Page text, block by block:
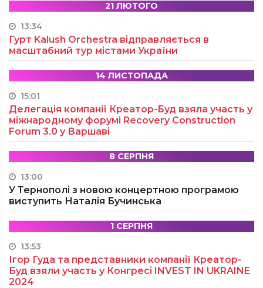
21 ЛЮТОГО
13:34
Гурт Kalush Orchestra відправляється в
масштабний тур містами України
14 ЛИСТОПАДА
15:01
Делегація компанії Креатор-Буд взяла участь у
міжнародному форумі Recovery Construction
Forum 3.0 у Варшаві
8 СЕРПНЯ
13:00
У Тернополі з новою концертною програмою
виступить Наталія Бучинська
1 СЕРПНЯ
13:53
Ігор Гуда та представники компанії Креатор-
Буд взяли участь у Конгресі INVEST IN UKRAINE
2024